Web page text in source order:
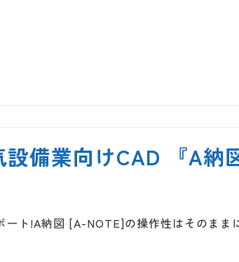
備業向けCAD 『A納
ト!A納図 [A-NOTE]の操作性はそのまま